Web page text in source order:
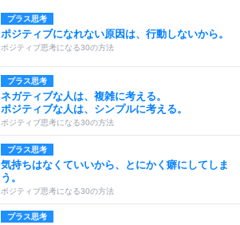
プラス思考
ポジティブになれない原因は、行動しないから。
ポジティブ思考になる30の方法
プラス思考
ネガティブな人は、複雑に考える。
ポジティブな人は、シンプルに考える。
ポジティブ思考になる30の方法
プラス思考
気持ちはなくていいから、とにかく癖にしてしま
う。
ポジティブ思考になる30の方法
プラス思考